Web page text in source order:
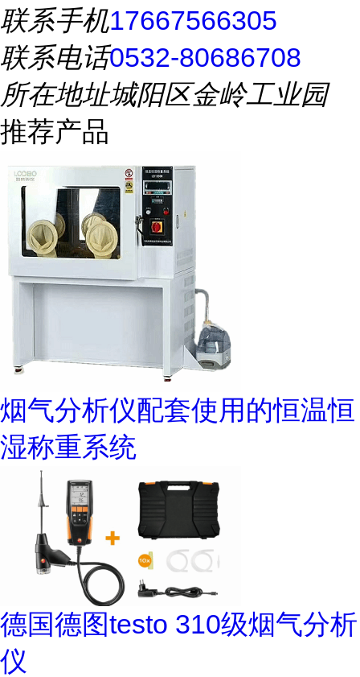
联系手机17667566305
联系电话0532-80686708
所在地址城阳区金岭工业园
推荐产品
烟气分析仪配套使用的恒温恒
湿称重系统
德国德图testo 310级烟气分析
仪